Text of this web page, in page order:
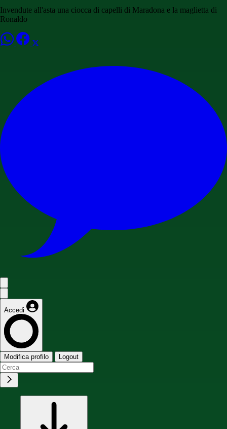
Invendute all'asta una ciocca di capelli di Maradona e la maglietta di
Ronaldo
Accedi
Modifica profilo Logout